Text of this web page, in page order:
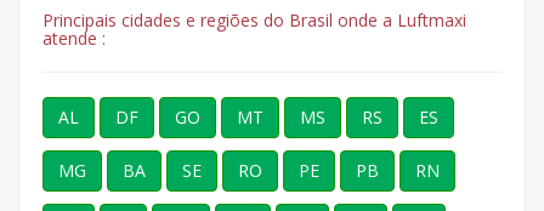
Principais cidades e regiões do Brasil onde a Luftmaxi
atende :
AL DF GO MT MS RS ES
MG BA SE RO PE PB RN